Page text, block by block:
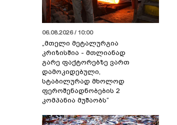
06.08.2026 / 10:00
„მთელი მეტალურგია
კრიზისშია - მთლიანად
გარე ფაქტორებზე ვართ
დამოკიდებული,
სტაბილურად მხოლოდ
ფეროშენადნობების 2
კომპანია მუშაობს“